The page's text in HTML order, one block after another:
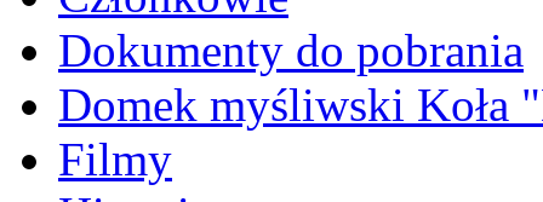
Dokumenty do pobrania
Domek myśliwski Koła
Filmy